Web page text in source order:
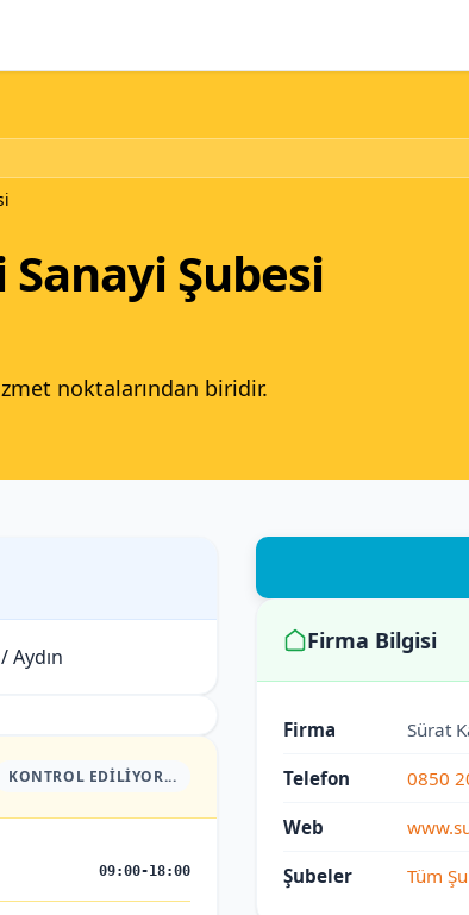
Şubesi
noktalarından biridir.
Aydın
KONTROL EDILIYOR...
09:00-18:00
Firma Bilgisi
Firma Sürat
Telefon 0850
Web
Şubeler Tüm